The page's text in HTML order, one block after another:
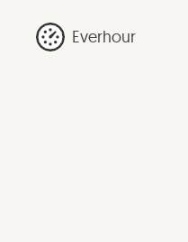
Everhour